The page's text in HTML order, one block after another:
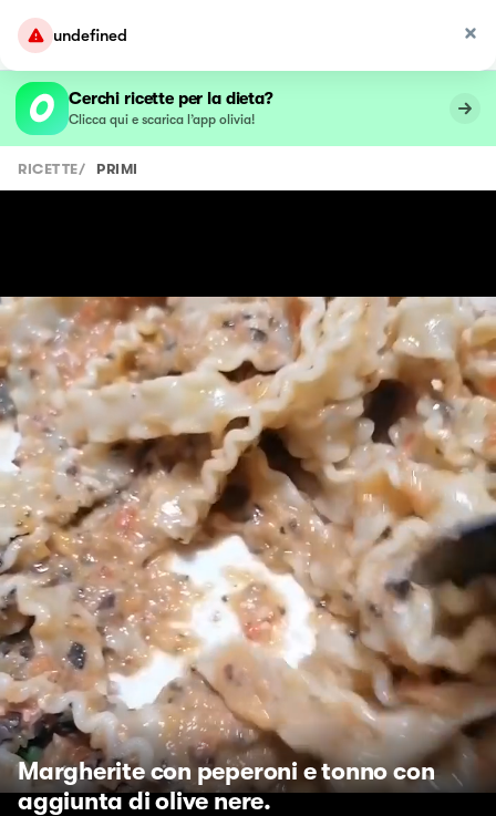
undefined
Cerchi ricette per la dieta?
Clicca qui e scarica l’app olivia!
RICETTE/ PRIMI
Margherite con peperoni e tonno con
aggiunta di olive nere.